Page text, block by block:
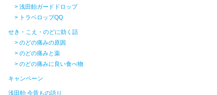
> 浅田飴ガードドロップ
> トラベロップQQ
せき・こえ・のどに効く話
> のどの痛みの原因
> のどの痛みと薬
> のどの痛みに良い食べ物
キャンペーン
浅田飴 今昔もの語り